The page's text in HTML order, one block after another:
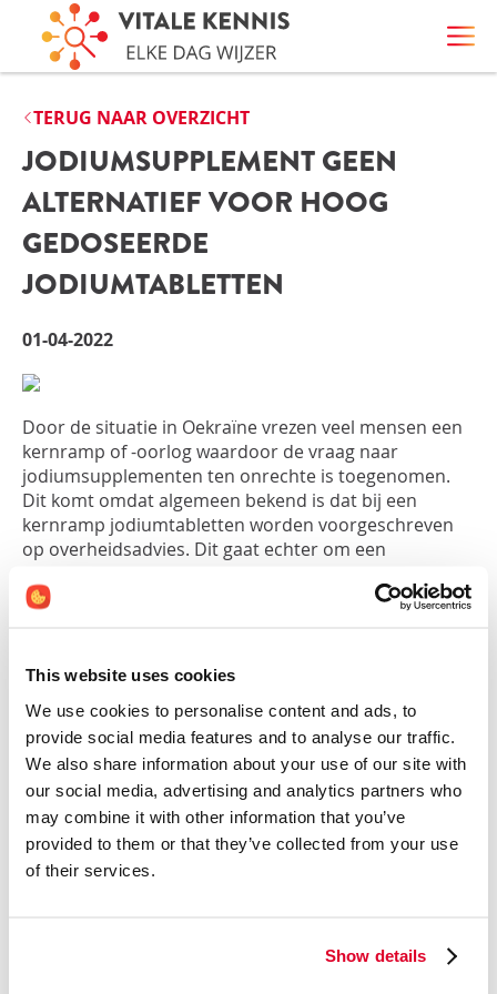
This website uses cookies
We use cookies to personalise content and ads, to
provide social media features and to analyse our traffic.
We also share information about your use of our site with
our social media, advertising and analytics partners who
may combine it with other information that you’ve
provided to them or that they’ve collected from your use
of their services.
Show details
TERUG NAAR OVERZICHT
JODIUMSUPPLEMENT GEEN
ALTERNATIEF VOOR HOOG
GEDOSEERDE
JODIUMTABLETTEN
01-04-2022
Door de situatie in Oekraïne vrezen veel mensen een
kernramp of -oorlog waardoor de vraag naar
jodiumsupplementen ten onrechte is toegenomen.
Dit komt omdat algemeen bekend is dat bij een
kernramp jodiumtabletten worden voorgeschreven
op overheidsadvies. Dit gaat echter om een
tablet bevat 65
jodium. Dit is meer dan 400 keer
dosering van 150 mcgjodium kan bevatten. Een
alternatief voor de dosering die nodig is bij een
kernramp en heeft geen preventieve functie.
Waarom hoge dosis jodium bij een kernramp?
Bij een kernramp komt radioactief jodium vrij. Dit kan
zich over een groot gebied verspreiden en uiteindelijk
in het lichaam terecht komen via lucht, water en
blootstelling kunnen hoog gedoseerde